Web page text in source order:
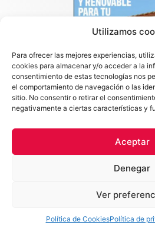
Utilizamos
Para ofrecer las mejores experiencias,
cookies para almacenar y/o acceder a la
consentimiento de estas tecnologías nos
el comportamiento de navegación o las
sitio. No consentir o retirar el
negativamente a ciertas características y
Aceptar
Denegar
Ver
Política de CookiesPolítica de
POLÍTICA DE PRIVACIDADPOLÍTICA DE